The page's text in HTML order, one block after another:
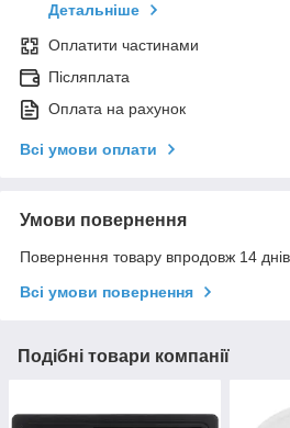
Детальніше
Оплатити частинами
Післяплата
Оплата на рахунок
Всі умови оплати
Умови повернення
Повернення товару впродовж 14
Всі умови повернення
Подібні товари компанії